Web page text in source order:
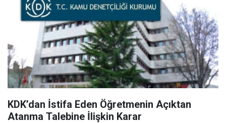
KDK’dan İstifa Eden Öğretmenin Açıktan
Atanma Talebine İlişkin Karar